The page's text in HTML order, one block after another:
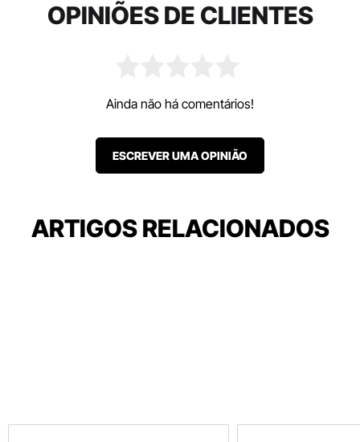
OPINIÕES DE CLIENTES
Ainda não há comentários!
ESCREVER UMA OPINIÃO
ARTIGOS RELACIONADOS